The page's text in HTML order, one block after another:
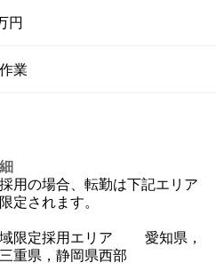
円
業
用の場合、転勤は下記エリア
定されます。
域限定採用エリア 愛知県，
重県，静岡県西部